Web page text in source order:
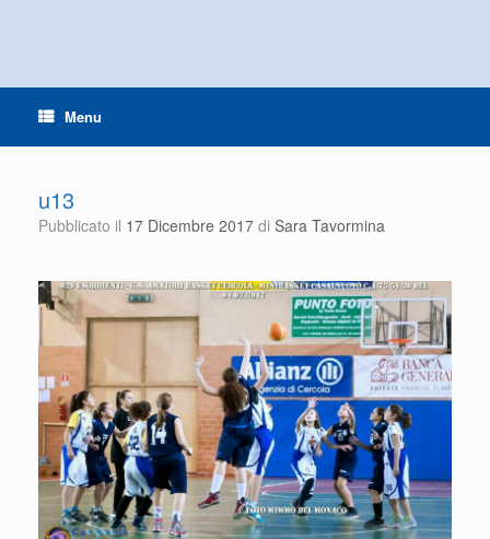
Menu
u13
Pubblicato il 17 Dicembre 2017 di Sara Tavormina